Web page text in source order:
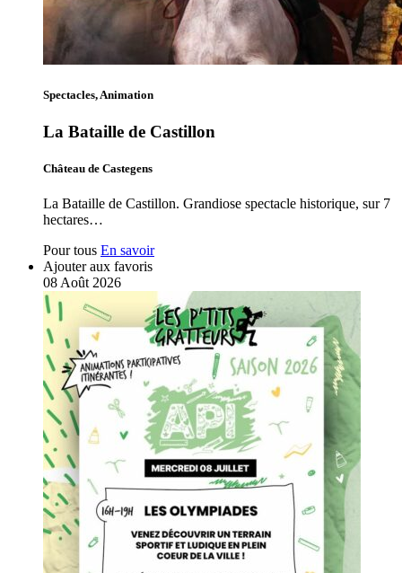
Spectacles, Animation
La Bataille de Castillon
Château de Castegens
La Bataille de Castillon. Grandiose spectacle historique, sur 7
hectares…
Pour tous En savoir
Ajouter aux favoris
08 Août 2026